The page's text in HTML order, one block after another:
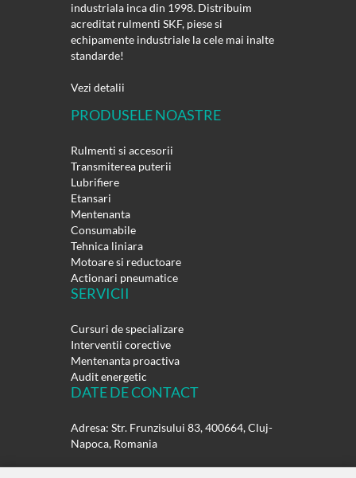
industriala inca din 1998. Distribuim
acreditat rulmenti SKF, piese si
echipamente industriale la cele mai inalte
standarde!
Vezi detalii
PRODUSELE NOASTRE
Rulmenti si accesorii
Transmiterea puterii
Lubrifiere
Etansari
Mentenanta
Consumabile
Tehnica liniara
Motoare si reductoare
Actionari pneumatice
SERVICII
Cursuri de specializare
Interventii corective
Mentenanta proactiva
Audit energetic
DATE DE CONTACT
Adresa: Str. Frunzisului 83, 400664, Cluj-
Napoca, Romania
Telefon: